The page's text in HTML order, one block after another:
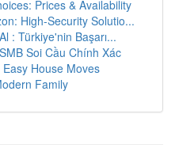
Prices & Availability
High-Security Solutio...
: Türkiye'nin Başarı...
Soi Cầu Chính Xác
House Moves
Family